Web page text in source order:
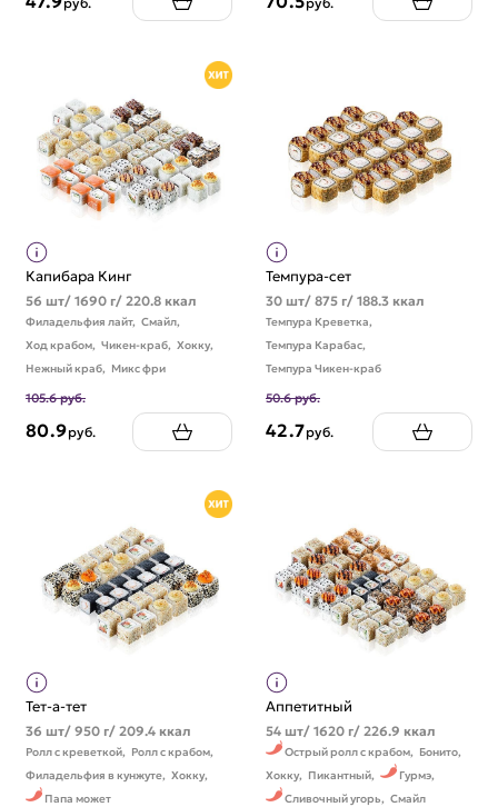
Капибара Кинг
56 шт/ 1690 г/ 220.8 ккал
Филадельфия лайт, Смайл,
Ход крабом, Чикен-краб, Хокку,
Нежный краб, Микс фри
105.6 руб.
80.9руб.
Темпура-сет
30 шт/ 875 г/ 188.3 ккал
Темпура Креветка,
Темпура Карабас,
Темпура Чикен-краб
50.6 руб.
42.7руб.
Тет-а-тет
36 шт/ 950 г/ 209.4 ккал
Ролл с креветкой, Ролл с крабом,
Филадельфия в кунжуте, Хокку,
Папа может
Аппетитный
54 шт/ 1620 г/ 226.9 ккал
Острый ролл с крабом, Бонито,
Хокку, Пикантный,
Гурмэ,
Сливочный угорь, Смайл